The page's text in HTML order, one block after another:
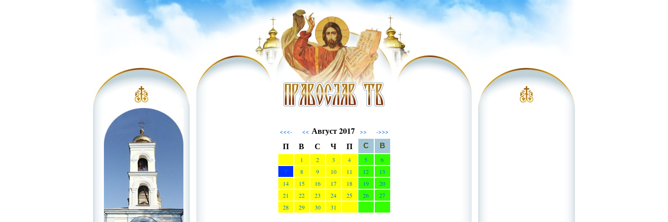
<<<- << Август 2017 >> ->>>
П В С Ч П С
В
1
2 3 4 5
6
7
8 9 10 11 12
13
14
15 16 17 18 19
20
21
22 23 24 25 26
27
28
29 30 31